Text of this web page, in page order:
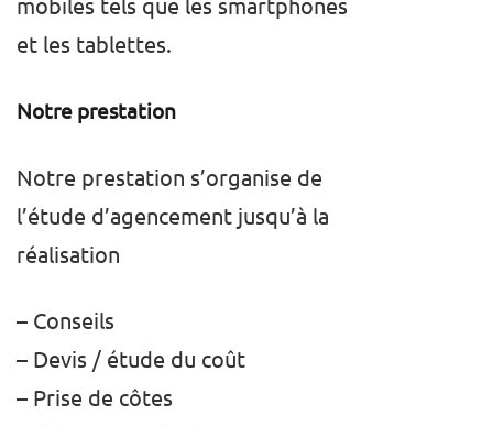
et les tablettes.
Notre prestation
Notre prestation s’organise de
l’étude d’agencement jusqu’à la
réalisation
– Conseils
– Devis / étude du coût
– Prise de côtes